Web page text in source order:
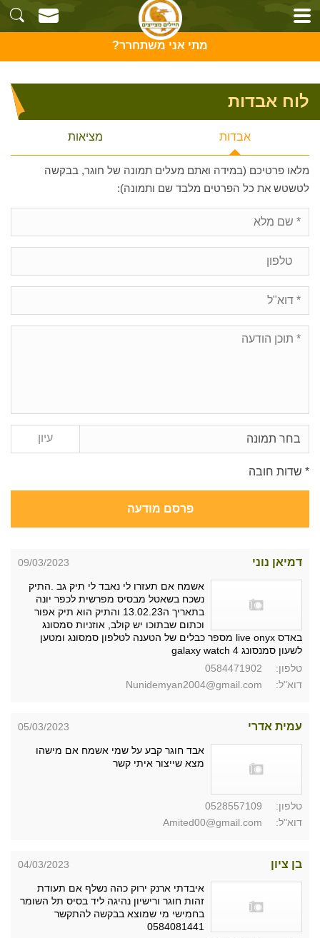
מתי אני משתחרר?
לוח אבדות
אבדות מציאות
מלאו פרטיכם (במידה ואתם מעלים תמונה של חוגר, בבקשה
לטשטש את כל הפרטים מלבד שם ותמונה):
בחר תמונה עיון
* שדות חובה
פרסם מודעה
דמיאן נוני 09/03/2023
אשמח אם תעזרו לי נאבד לי תיק גב .התיק
נשכח בשאטל מבסיס מפרשית לכפר יונה
בתאריך ה13.02.23 והתיק הוא תיק אפור
וכתום שבתוכו יש קולב, אוזניות סמסונג
באדס live onyx מספר כבלים של הטענה לטלפון סמסונג ומטען
לשעון סמנסונג galaxy watch 4
טלפון:
דוא"ל:
Nunidemyan2004@gmail.com
עמית אדרי 05/03/2023
אבד חוגר קבע על שמי אשמח אם מישהו
מצא שייצור איתי קשר
טלפון:
דוא"ל:
Amited00@gmail.com
בן ציון 04/03/2023
איבדתי ארנק ירוק כהה נשלף אם תעודת
זהות חוגר ורישיון נהיגה ליד בסיס תל השומר
בחמישי מי שמוצא בבקשה להתקשר
0584081441